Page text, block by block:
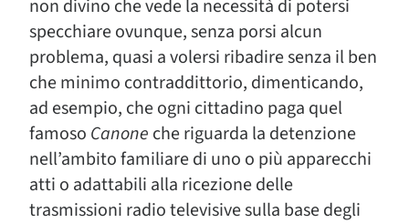
non divino che vede la necessità di potersi
specchiare ovunque, senza porsi alcun
problema, quasi a volersi ribadire senza il ben
che minimo contraddittorio, dimenticando,
ad esempio, che ogni cittadino paga quel
famoso Canone che riguarda la detenzione
nell’ambito familiare di uno o più apparecchi
atti o adattabili alla ricezione delle
trasmissioni radio televisive sulla base degli